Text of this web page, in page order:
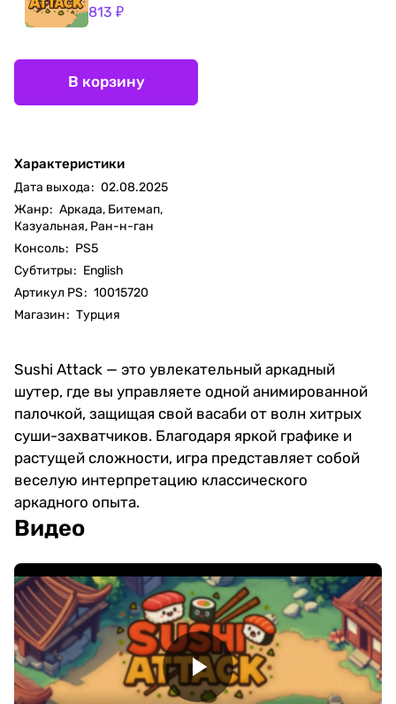
813 ₽
В корзину
Характеристики
Дата выхода: 02.08.2025
Жанр: Аркада, Битемап,
Казуальная, Ран-н-ган
Консоль: PS5
Субтитры: English
Артикул PS: 10015720
Магазин: Турция
Sushi Attack — это увлекательный аркадный
шутер, где вы управляете одной анимированной
палочкой, защищая свой васаби от волн хитрых
суши-захватчиков. Благодаря яркой графике и
растущей сложности, игра представляет собой
веселую интерпретацию классического
аркадного опыта.
Видео